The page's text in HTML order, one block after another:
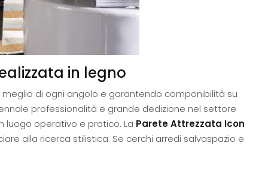
in legno
di ogni angolo e garantendo componibilità su
professionalità e grande dedizione nel settore
luogo operativo e pratico. La Parete Attrezzata Icon
alla ricerca stilistica. Se cerchi arredi salvaspazio e